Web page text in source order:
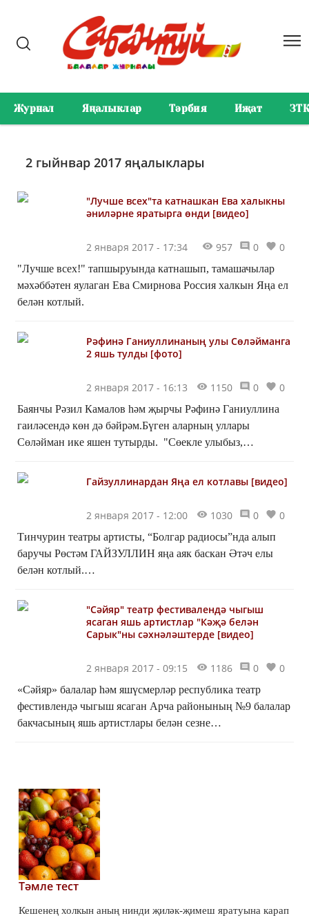
Журнал Яңалыклар Тәрбия Иҗат ЗТК
2 гыйнвар 2017 яңалыклары
"Лучше всех"та катнашкан Ева халыкны
әниләрне яратырга өнди [видео]
2 января 2017 - 17:34 957 0 0
"Лучше всех!" тапшыруында катнашып, тамашачылар
мәхәббәтен яулаган Ева Смирнова Россия халкын Яңа ел
белән котлый.
Рәфинә Ганиуллинаның улы Сөләйманга
2 яшь тулды [фото]
2 января 2017 - 16:13 1150 0 0
Баянчы Рәзил Камалов һәм җырчы Рәфинә Ганиуллина
гаиләсендә көн дә бәйрәм.Бүген аларның уллары
Сөләйман ике яшен тутырды. "Сөекле улыбыз,
куйган...
Гайзуллинардан Яңа ел котлавы [видео]
2 января 2017 - 12:00 1030 0 0
Тинчурин театры артисты, “Болгар радиосы”нда алып
баручы Рөстәм ГАЙЗУЛЛИН яңа аяк баскан Әтәч елы
белән котлый.
by=rustemgayzullin[/embed]"Сәйяр" театр фестивалендә чыгыш
ясаган яшь артистлар "Кәҗә белән
Сарык"ны сәхнәләштерде [видео]
2 января 2017 - 09:15 1186 0 0
«Сәйяр» балалар һәм яшүсмерләр республика театр
фестивлендә чыгыш ясаган Арча районының №9 балалар
бакчасының яшь артистлары белән сезне
Тәмле тест
Кешенең холкын аның нинди җиләк-җимеш яратуына карап